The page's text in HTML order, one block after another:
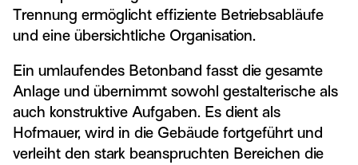
Trennung ermöglicht effiziente Betriebsabläufe
und eine übersichtliche Organisation.
Ein umlaufendes Betonband fasst die gesamte
Anlage und übernimmt sowohl gestalterische als
auch konstruktive Aufgaben. Es dient als
Hofmauer, wird in die Gebäude fortgeführt und
verleiht den stark beanspruchten Bereichen die